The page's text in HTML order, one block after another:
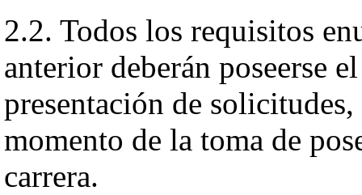
2.2. Todos los requisitos
anterior deberán poseerse
presentación de
momento de la toma de
carrera.